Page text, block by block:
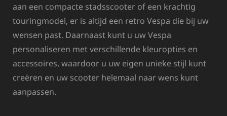
aan een compacte stadsscooter of een krachtig
touringmodel, er is altijd een retro Vespa die bij uw
wensen past. Daarnaast kunt u uw Vespa
personaliseren met verschillende kleuropties en
accessoires, waardoor u uw eigen unieke stijl kunt
creëren en uw scooter helemaal naar wens kunt
aanpassen.